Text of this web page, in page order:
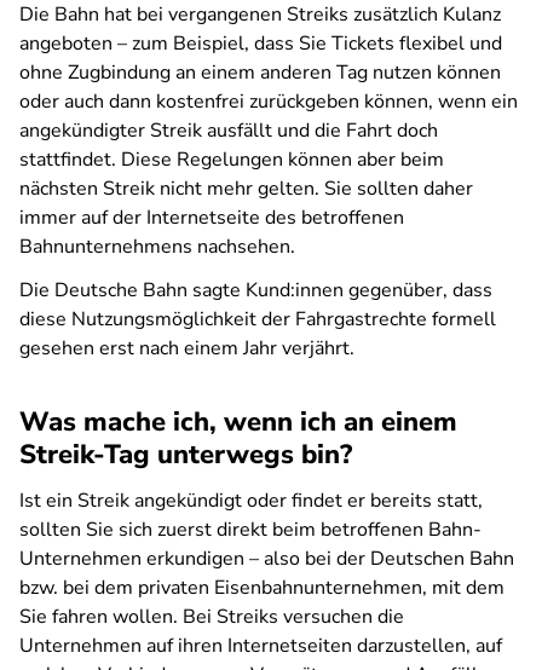
Die Bahn hat bei vergangenen Streiks zusätzlich Kulanz
angeboten – zum Beispiel, dass Sie Tickets flexibel und
ohne Zugbindung an einem anderen Tag nutzen können
oder auch dann kostenfrei zurückgeben können, wenn ein
angekündigter Streik ausfällt und die Fahrt doch
stattfindet. Diese Regelungen können aber beim
nächsten Streik nicht mehr gelten. Sie sollten daher
immer auf der Internetseite des betroffenen
Bahnunternehmens nachsehen.
Die Deutsche Bahn sagte Kund:innen gegenüber, dass
diese Nutzungsmöglichkeit der Fahrgastrechte formell
gesehen erst nach einem Jahr verjährt.
Was mache ich, wenn ich an einem
Streik-Tag unterwegs bin?
Ist ein Streik angekündigt oder findet er bereits statt,
sollten Sie sich zuerst direkt beim betroffenen Bahn-
Unternehmen erkundigen – also bei der Deutschen Bahn
bzw. bei dem privaten Eisenbahnunternehmen, mit dem
Sie fahren wollen. Bei Streiks versuchen die
Unternehmen auf ihren Internetseiten darzustellen, auf